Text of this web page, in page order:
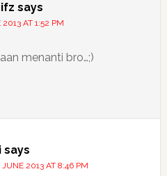
says
AT 1:52 PM
menanti bro…;)
says
JUNE 2013 AT 8:46 PM